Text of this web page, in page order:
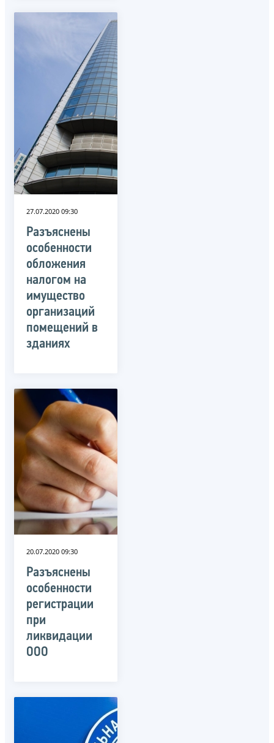
27.07.2020 09:30
Разъяснены
особенности
обложения
налогом на
имущество
организаций
помещений в
зданиях
20.07.2020 09:30
Разъяснены
особенности
регистрации
при
ликвидации
ООО